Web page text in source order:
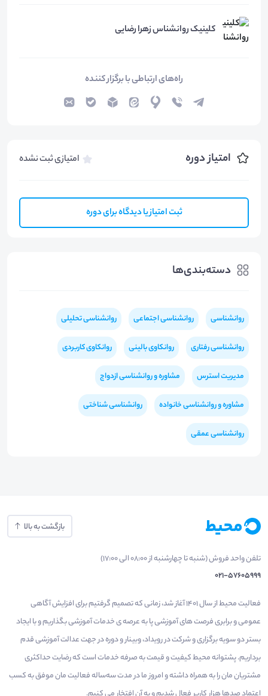
کلینیک روانشناس زهرا رضایی
راه‌های ارتباطی با برگزار کننده
امتیاز دوره امتیازی ثبت نشده
ثبت امتیاز یا دیدگاه برای دوره
دسته‌بندی‌ها
روانشناسی روانشناسی اجتماعی روانشناسی تحلیلی
روانشناسی رفتاری روانکاوی بالینی روانکاوی کاربردی
مدیریت استرس مشاوره و روانشناسی ازدواج
مشاوره و روانشناسی خانواده روانشناسی شناختی
روانشناسی عمقی
بازگشت به بالا
تلفن واحد فروش (شنبه تا چهارشنبه از 08:00 الی 17:00)
021-57605999
فعالیت محیط از سال 1401 آغاز شد، زمانی که تصمیم گرفتیم برای افزایش آگاهی
عمومی و برابری فرصت های آموزشی پا به عرصه ی خدمات آموزشی بگذاریم و با ایجاد
بستر دو سویه برگزاری و شرکت در رویداد، وبینار و دوره در جهت عدالت آموزشی قدم
برداریم. پشتوانه محیط کیفیت و قیمت به صرفه خدمات است که رضایت حداکثری
مشتریان مان را به همراه داشته و امروز ما در مدت سه‌ساله فعالیت مان موفق به کسب